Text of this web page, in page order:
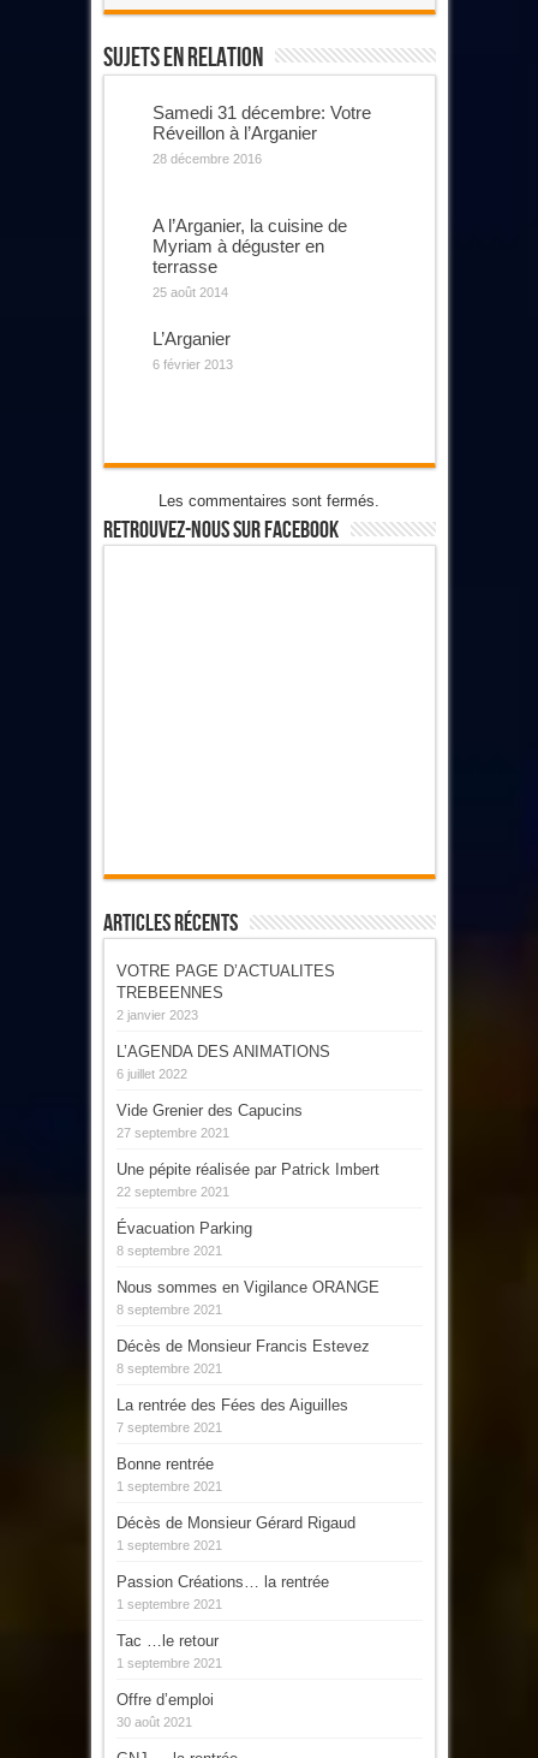
Sujets En Relation
Samedi 31 décembre: Votre
Réveillon à l’Arganier
28 décembre 2016
A l’Arganier, la cuisine de
Myriam à déguster en
terrasse
25 août 2014
L’Arganier
6 février 2013
Les commentaires sont fermés.
Retrouvez-Nous Sur Facebook
Articles Récents
VOTRE PAGE D’ACTUALITES
TREBEENNES
2 janvier 2023
L’AGENDA DES ANIMATIONS
6 juillet 2022
Vide Grenier des Capucins
27 septembre 2021
Une pépite réalisée par Patrick Imbert
22 septembre 2021
Évacuation Parking
8 septembre 2021
Nous sommes en Vigilance ORANGE
8 septembre 2021
Décès de Monsieur Francis Estevez
8 septembre 2021
La rentrée des Fées des Aiguilles
7 septembre 2021
Bonne rentrée
1 septembre 2021
Décès de Monsieur Gérard Rigaud
1 septembre 2021
Passion Créations… la rentrée
1 septembre 2021
Tac …le retour
1 septembre 2021
Offre d’emploi
30 août 2021